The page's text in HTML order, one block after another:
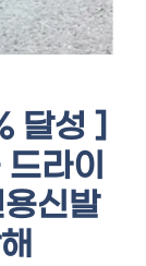
달성 ]
라이
신발